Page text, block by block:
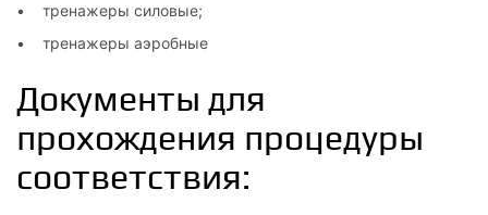
тренажеры силовые;
тренажеры аэробные
Документы для
прохождения процедуры
соответствия: